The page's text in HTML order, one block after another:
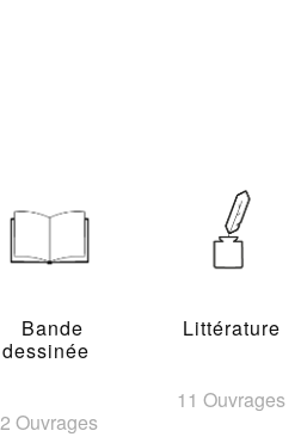
Bande
dessinée
2 Ouvrages
Littérature
11 Ouvrages